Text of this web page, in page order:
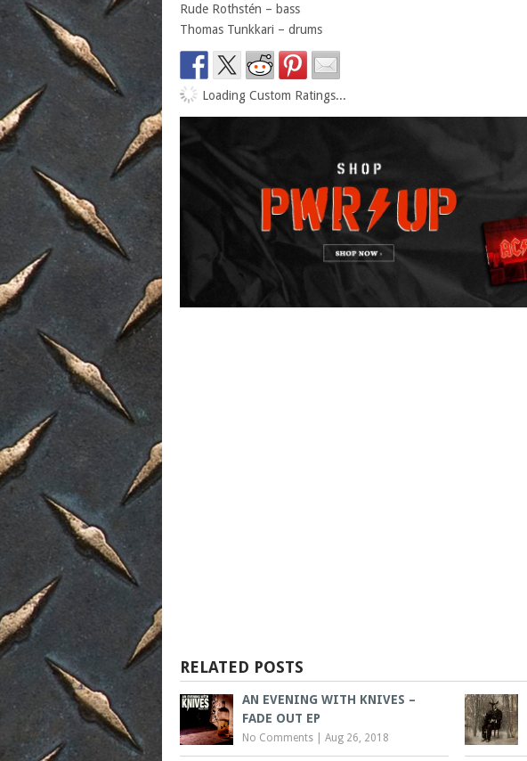
Rude Rothstén – bass
Thomas Tunkkari – drums
Loading Custom Ratings...
RELATED POSTS
AN EVENING WITH KNIVES –
FADE OUT EP
No Comments Aug 26, 2018